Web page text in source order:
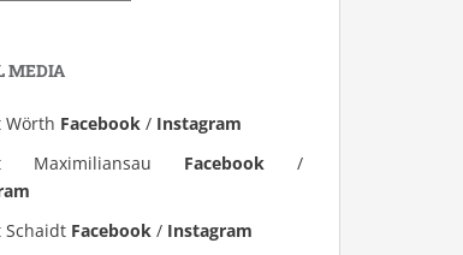
MEDIA
Wörth Facebook / Instagram
Maximiliansau Facebook /
Schaidt Facebook / Instagram